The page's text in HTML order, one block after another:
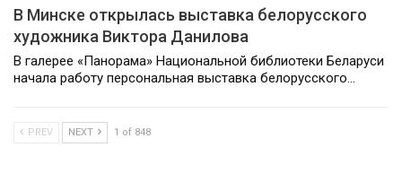
В Минске открылась выставка белорусского
художника Виктора Данилова
В галерее «Панорама» Национальной библиотеки Беларуси
начала работу персональная выставка белорусского…
PREV NEXT 1 of 848